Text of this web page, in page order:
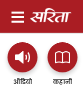
ऑडियो कहानी